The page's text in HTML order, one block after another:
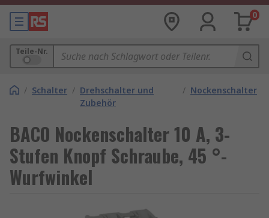
0
Teile-Nr.
/ Schalter / Drehschalter und
Zubehör
/ Nockenschalter
BACO Nockenschalter 10 A, 3-
Stufen Knopf Schraube, 45 °-
Wurfwinkel